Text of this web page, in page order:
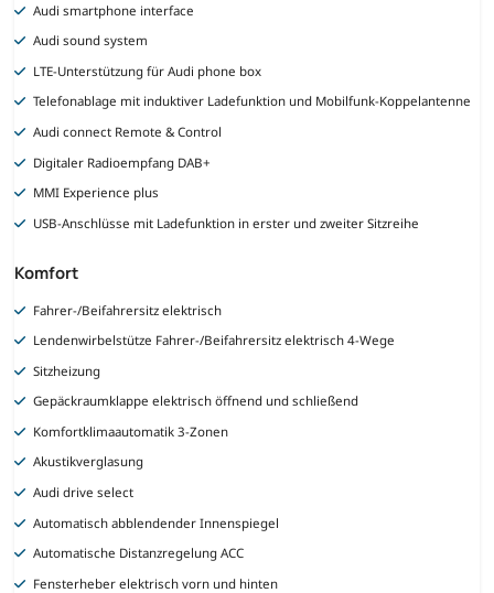
Audi smartphone interface
Audi sound system
LTE-Unterstützung für Audi phone box
Telefonablage mit induktiver Ladefunktion und Mobilfunk-Koppelantenne
Audi connect Remote & Control
Digitaler Radioempfang DAB+
MMI Experience plus
USB-Anschlüsse mit Ladefunktion in erster und zweiter Sitzreihe
Komfort
Fahrer-/Beifahrersitz elektrisch
Lendenwirbelstütze Fahrer-/Beifahrersitz elektrisch 4-Wege
Sitzheizung
Gepäckraumklappe elektrisch öffnend und schließend
Komfortklimaautomatik 3-Zonen
Akustikverglasung
Audi drive select
Automatisch abblendender Innenspiegel
Automatische Distanzregelung ACC
Fensterheber elektrisch vorn und hinten